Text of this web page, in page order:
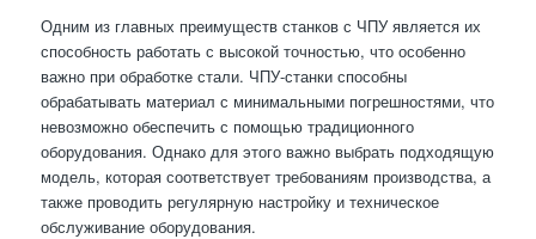
Одним из главных преимуществ станков с ЧПУ является их
способность работать с высокой точностью, что особенно
важно при обработке стали. ЧПУ-станки способны
обрабатывать материал с минимальными погрешностями, что
невозможно обеспечить с помощью традиционного
оборудования. Однако для этого важно выбрать подходящую
модель, которая соответствует требованиям производства, а
также проводить регулярную настройку и техническое
обслуживание оборудования.